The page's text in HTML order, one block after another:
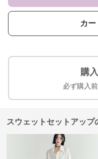
カ
購
必ず購入
スウェットセットアップ